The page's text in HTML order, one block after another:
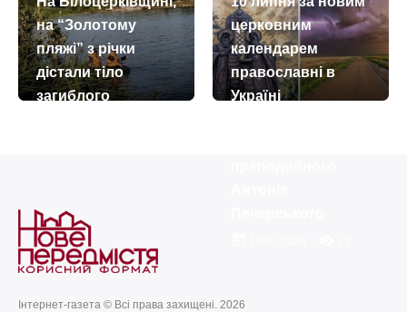
на “Золотому
пляжі” з річки
дістали тіло
загиблого
церковним
календарем
православні в
Україні
Інтернет-газета © Всі права захищені. 2026